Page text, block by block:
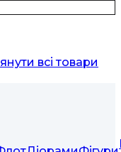
всі товари